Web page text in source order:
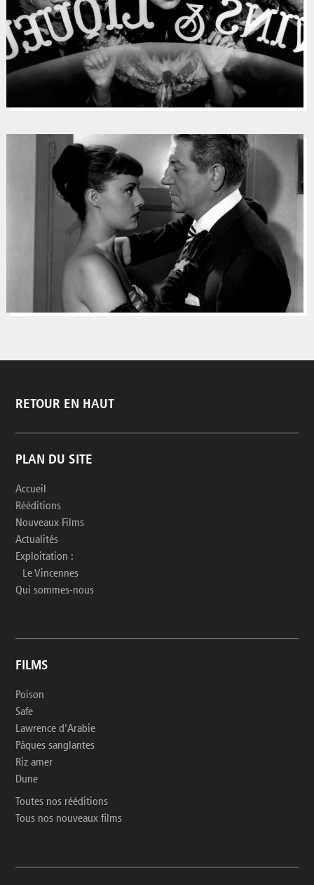
RETOUR EN HAUT
PLAN DU SITE
Accueil
Rééditions
Nouveaux Films
Actualités
Exploitation :
Le Vincennes
Qui sommes-nous
FILMS
Poison
Safe
Lawrence d'Arabie
Pâques sanglantes
Riz amer
Dune
Toutes nos rééditions
Tous nos nouveaux films